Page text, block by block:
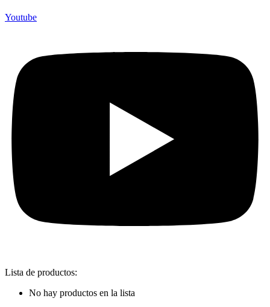
Youtube
Lista de productos:
No hay productos en la lista